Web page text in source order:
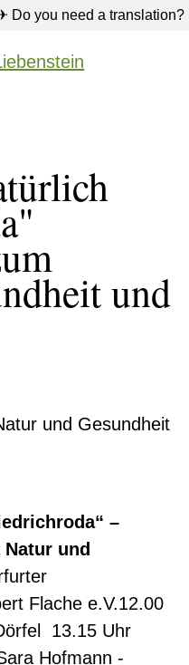
Do you need a translation?
und
und Gesundheit
–
und
Flache e.V.12.00
13.15 Uhr
Hofmann -